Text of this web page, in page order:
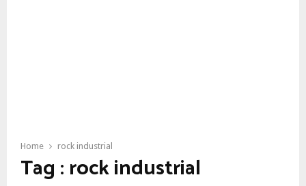
Home rock industrial
Tag : rock industrial